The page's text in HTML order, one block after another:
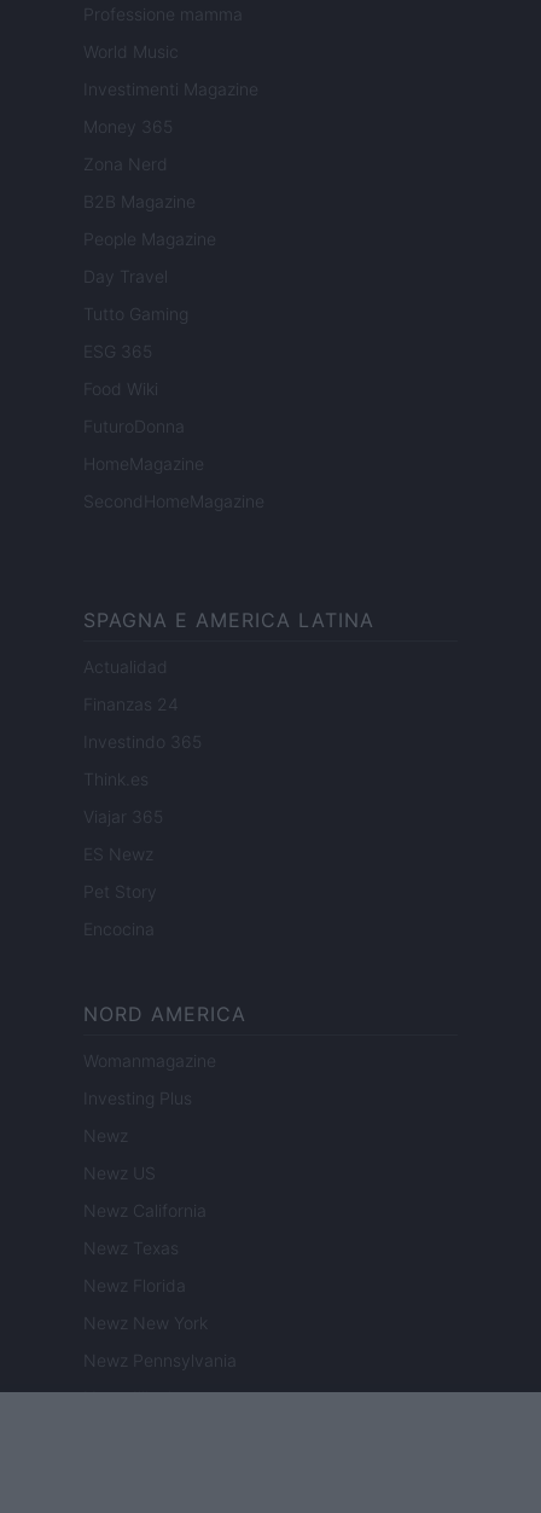
Professione mamma
World Music
Investimenti Magazine
Money 365
Zona Nerd
B2B Magazine
People Magazine
Day Travel
Tutto Gaming
ESG 365
Food Wiki
FuturoDonna
HomeMagazine
SecondHomeMagazine
SPAGNA E AMERICA LATINA
Actualidad
Finanzas 24
Investindo 365
Think.es
Viajar 365
ES Newz
Pet Story
Encocina
NORD AMERICA
Womanmagazine
Investing Plus
Newz
Newz US
Newz California
Newz Texas
Newz Florida
Newz New York
Newz Pennsylvania
Newz Illinois